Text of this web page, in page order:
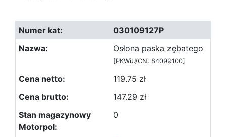
030109127P
Osłona paska zębatego
[PKWiU/CN: 84099100]
119.75 zł
147.29 zł
0